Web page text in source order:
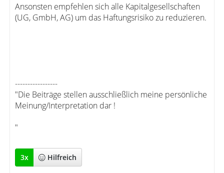
Ansonsten empfehlen sich alle Kapitalgesellschaften
(UG, GmbH, AG) um das Haftungsrisiko zu reduzieren.
-----------------
"Die Beiträge stellen ausschließlich meine persönliche
Meinung/Interpretation dar !
"
3x Hilfreich